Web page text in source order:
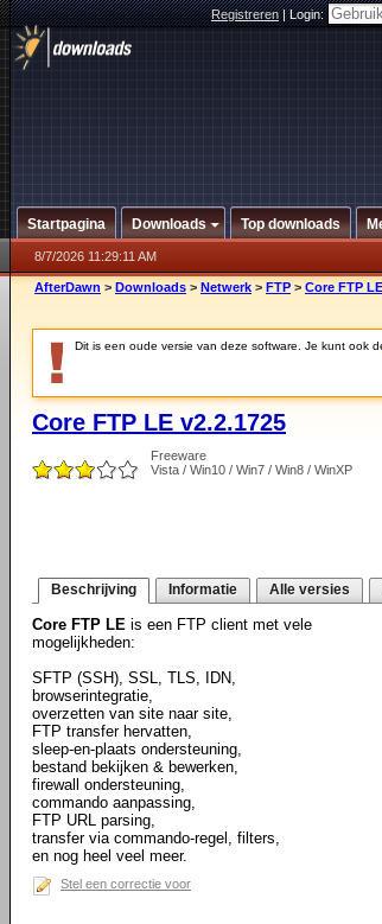
Registreren|Login:
Startpagina Downloads Top downloads
8/7/2026 11:29:11 AM
AfterDawn > Downloads > Netwerk > FTP > Core FTP
Dit is een oude versie van deze software. Je kunt ook
Core FTP LE v2.2.1725
Freeware
Vista / Win10 / Win7 / Win8 / WinXP
Beschrijving Informatie Alle versies
Core FTP LE is een FTP client met vele
mogelijkheden:
SFTP (SSH), SSL, TLS, IDN,
browserintegratie,
overzetten van site naar site,
FTP transfer hervatten,
sleep-en-plaats ondersteuning,
bestand bekijken & bewerken,
firewall ondersteuning,
commando aanpassing,
FTP URL parsing,
transfer via commando-regel, filters,
en nog heel veel meer.
Stel een correctie voor